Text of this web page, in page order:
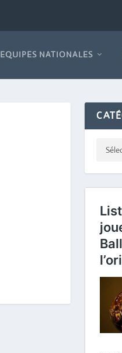
EQUIPES NATIONALES